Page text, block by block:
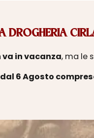
DROGHERIA
va in vacanza, ma le
dal 6 Agosto